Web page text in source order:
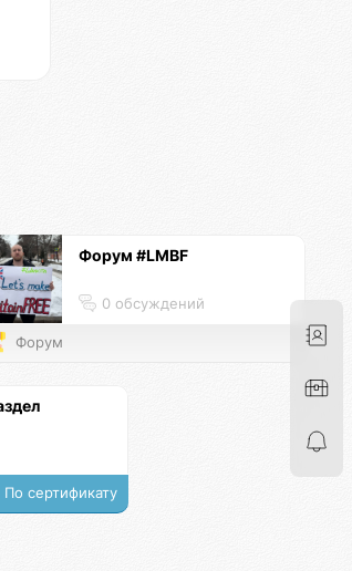
Форум #LMBF
0 обсуждений
Форум
По сертификату